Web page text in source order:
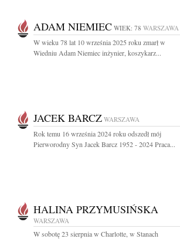
ADAM NIEMIEC WIEK: 78 WARSZAWA
W wieku 78 lat 10 września 2025 roku zmarł w
Wiedniu Adam Niemiec inżynier, koszykarz...
JACEK BARCZ WARSZAWA
Rok temu 16 września 2024 roku odszedł mój
Pierworodny Syn Jacek Barcz 1952 - 2024 Praca...
HALINA PRZYMUSIŃSKA
WARSZAWA
W sobotę 23 sierpnia w Charlotte, w Stanach